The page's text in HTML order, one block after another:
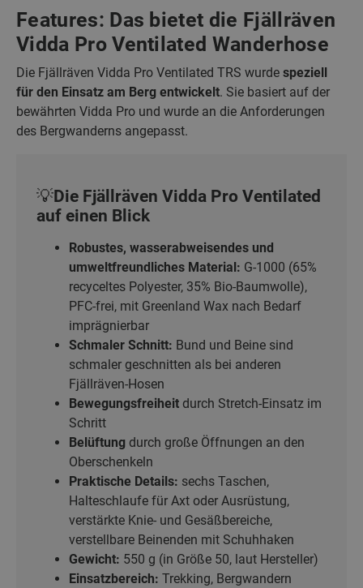
Features: Das bietet die Fjällräven
Vidda Pro Ventilated Wanderhose
Die Fjällräven Vidda Pro Ventilated TRS wurde speziell
für den Einsatz am Berg entwickelt. Sie basiert auf der
bewährten Vidda Pro und wurde an die Anforderungen
des Bergwanderns angepasst.
💡Die Fjällräven Vidda Pro Ventilated
auf einen Blick
Robustes, wasserabweisendes und
umweltfreundliches Material: G-1000 (65%
recyceltes Polyester, 35% Bio-Baumwolle),
PFC-frei, mit Greenland Wax nach Bedarf
imprägnierbar
Schmaler Schnitt: Bund und Beine sind
schmaler geschnitten als bei anderen
Fjällräven-Hosen
Bewegungsfreiheit durch Stretch-Einsatz im
Schritt
Belüftung durch große Öffnungen an den
Oberschenkeln
Praktische Details: sechs Taschen,
Halteschlaufe für Axt oder Ausrüstung,
verstärkte Knie- und Gesäßbereiche,
verstellbare Beinenden mit Schuhhaken
Gewicht: 550 g (in Größe 50, laut Hersteller)
Einsatzbereich: Trekking, Bergwandern